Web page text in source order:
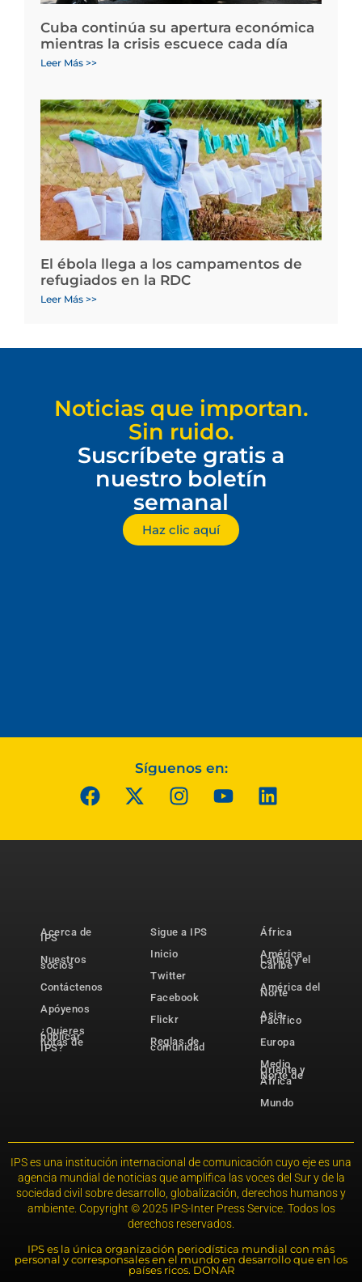
Cuba continúa su apertura económica
mientras la crisis escuece cada día
Leer Más >>
El ébola llega a los campamentos de
refugiados en la RDC
Leer Más >>
Noticias que importan.
Sin ruido.
Suscríbete gratis a
nuestro boletín
semanal
Haz clic aquí
Síguenos en:
Acerca de
IPS
Nuestros
socios
Contáctenos
Apóyenos
¿Quieres
publicar
notas de
IPS?
Sigue a IPS
Inicio
Twitter
Facebook
Flickr
Reglas de
comunidad
África
América
Latina y el
Caribe
América del
Norte
Asia-
Pacífico
Europa
Medio
Oriente y
Norte de
África
Mundo
IPS es una institución internacional de comunicación cuyo eje es una
agencia mundial de noticias que amplifica las voces del Sur y de la
sociedad civil sobre desarrollo, globalización, derechos humanos y
ambiente. Copyright © 2025 IPS-Inter Press Service. Todos los
derechos reservados.
IPS es la única organización periodística mundial con más
personal y corresponsales en el mundo en desarrollo que en los
países ricos. DONAR